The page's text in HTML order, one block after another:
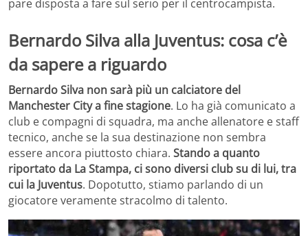
pare disposta a fare sul serio per il centrocampista.
Bernardo Silva alla Juventus: cosa c’è
da sapere a riguardo
Bernardo Silva non sarà più un calciatore del
Manchester City a fine stagione. Lo ha già comunicato a
club e compagni di squadra, ma anche allenatore e staff
tecnico, anche se la sua destinazione non sembra
essere ancora piuttosto chiara. Stando a quanto
riportato da La Stampa, ci sono diversi club su di lui, tra
cui la Juventus. Dopotutto, stiamo parlando di un
giocatore veramente stracolmo di talento.